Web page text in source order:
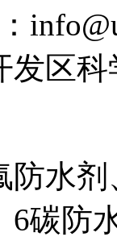
区
防水
6碳防